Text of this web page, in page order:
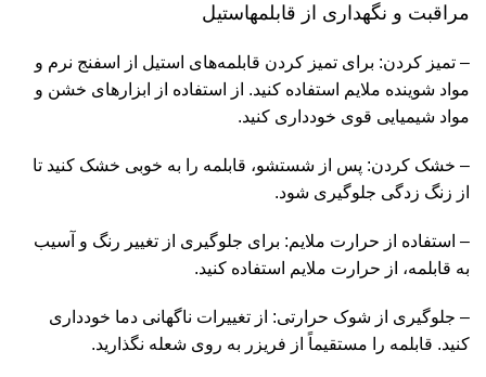
مراقبت و نگهداری از قابلمهاستیل
– تمیز کردن: برای تمیز کردن قابلمه‌های استیل از اسفنج نرم و
مواد شوینده ملایم استفاده کنید. از استفاده از ابزارهای خشن و
مواد شیمیایی قوی خودداری کنید.
– خشک کردن: پس از شستشو، قابلمه را به خوبی خشک کنید تا
از زنگ زدگی جلوگیری شود.
– استفاده از حرارت ملایم: برای جلوگیری از تغییر رنگ و آسیب
به قابلمه، از حرارت ملایم استفاده کنید.
– جلوگیری از شوک حرارتی: از تغییرات ناگهانی دما خودداری
کنید. قابلمه را مستقیماً از فریزر به روی شعله نگذارید.